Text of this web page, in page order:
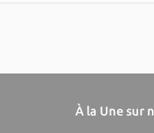
À la Une sur